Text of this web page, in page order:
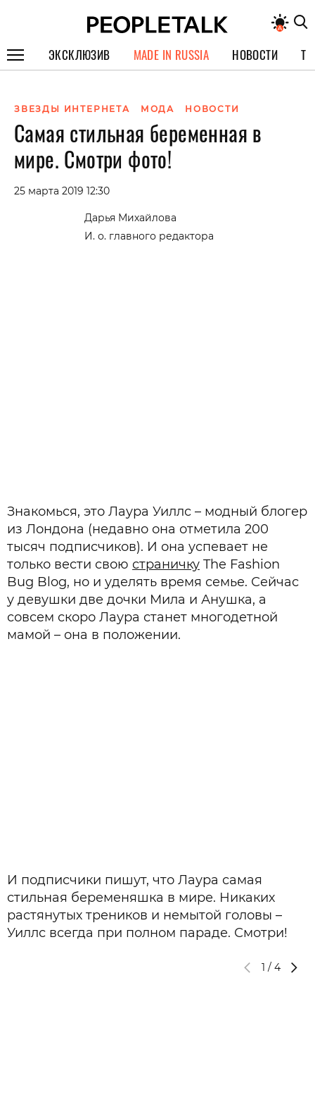
ЭКСКЛЮЗИВ
СПЕЦПРОЕКТЫ
ИНТЕРВЬЮ
ПОКОЛЕНИЕ
MADE IN RUSSIA НОВОСТИ
ЗВЕЗДЫ ИНТЕРНЕТА МОДА НОВОСТИ
Самая стильная беременная в
мире. Смотри фото!
25 марта 2019 12:30
Дарья Михайлова
И. о. главного редактора
Знакомься, это Лаура Уиллс – модный блогер
из Лондона (недавно она отметила 200
тысяч подписчиков). И она успевает не
только вести свою страничку The Fashion
Bug Blog, но и уделять время семье. Сейчас
у девушки две дочки Мила и Анушка, а
совсем скоро Лаура станет многодетной
мамой – она в положении.
И подписчики пишут, что Лаура самая
стильная беременяшка в мире. Никаких
растянутых треников и немытой головы –
Уиллс всегда при полном параде. Смотри!
1 / 4